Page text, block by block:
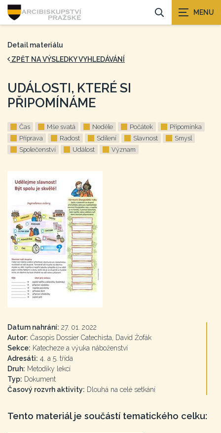
Detail materiálu
ZPĚT NA VÝSLEDKY VYHLEDÁVÁNÍ
UDÁLOSTI, KTERÉ SI
PŘIPOMÍNÁME
Čas Mše svatá Neděle Počátek
Připomínka
Příprava
Radost Sdílení Slavnost
Smysl
Společenství
Událost Význam
Datum nahrání: 27. 01. 2022
Autor: Časopis Dossier Catechista, David Žofák
Sekce: Katecheze a výuka náboženství
Adresáti: 4. a 5. třída
Druh: Metodiky lekcí
Typ: Dokument
Časový rozvrh aktivity: Dlouhá na celé setkání
Tento materiál je součástí tematického celku: